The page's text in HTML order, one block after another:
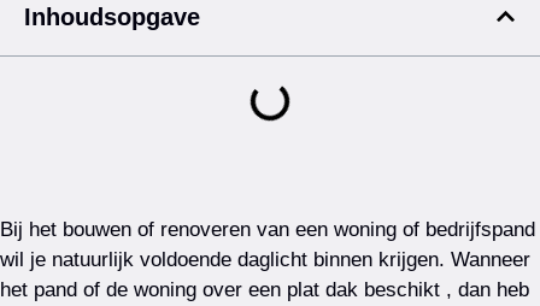
Inhoudsopgave
Bij het bouwen of renoveren van een woning of bedrijfspand
wil je natuurlijk voldoende daglicht binnen krijgen. Wanneer
het pand of de woning over een plat dak beschikt , dan heb